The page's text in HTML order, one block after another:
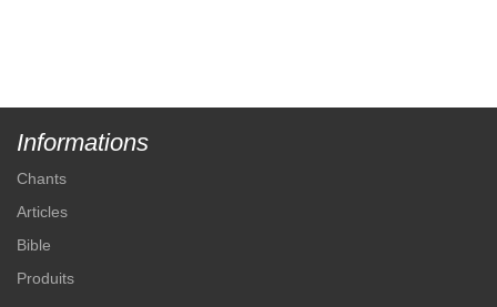
Informations
Chants
Articles
Bible
Produits